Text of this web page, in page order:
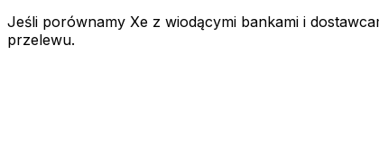
Jeśli porównamy Xe z wiodącymi bankami i
przelewu.